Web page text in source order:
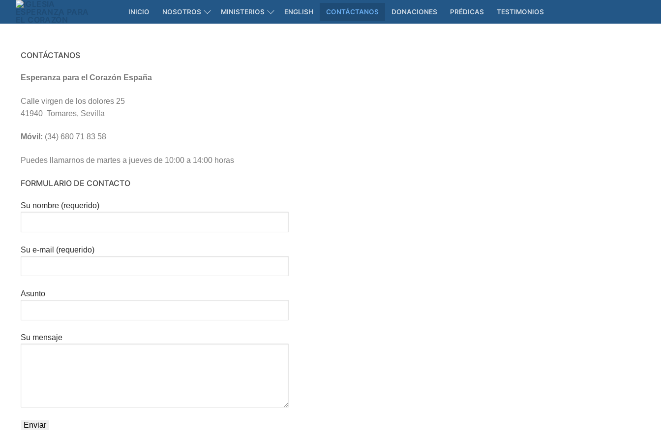
INICIO NOSOTROS MINISTERIOS ENGLISH CONTÁCTANOS DONACIONES PRÉDICAS TESTIMONIOS
CONTÁCTANOS
Esperanza para el Corazón España
Calle virgen de los dolores 25
41940 Tomares, Sevilla
Móvil: (34) 680 71 83 58
Puedes llamarnos de martes a jueves de 10:00 a 14:00 horas
FORMULARIO DE CONTACTO
Su nombre (requerido)
Su e-mail (requerido)
Asunto
Su mensaje